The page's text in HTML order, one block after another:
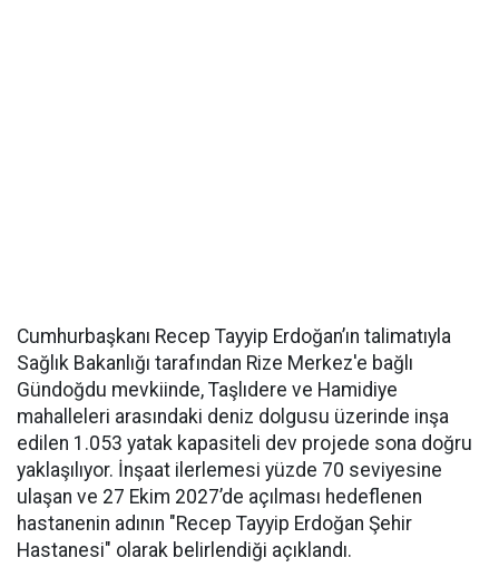
Cumhurbaşkanı Recep Tayyip Erdoğan’ın talimatıyla
Sağlık Bakanlığı tarafından Rize Merkez'e bağlı
Gündoğdu mevkiinde, Taşlıdere ve Hamidiye
mahalleleri arasındaki deniz dolgusu üzerinde inşa
edilen 1.053 yatak kapasiteli dev projede sona doğru
yaklaşılıyor. İnşaat ilerlemesi yüzde 70 seviyesine
ulaşan ve 27 Ekim 2027’de açılması hedeflenen
hastanenin adının "Recep Tayyip Erdoğan Şehir
Hastanesi" olarak belirlendiği açıklandı.